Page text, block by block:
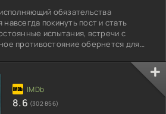
обязательства
покинуть пост и стать
испытания, встречи с
противостояние обернется для
поддерживала супруга, она ждет,
и они станут обычными
гражданами. Но, остепениться
новости, произнесенной с уст
чтобы
8.6 (302 856)